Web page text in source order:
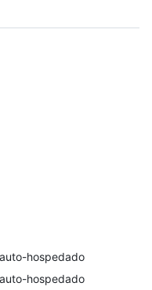
hospedado
hospedado